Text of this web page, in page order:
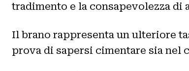
tradimento e la consapevolezza
Il brano rappresenta un ulteriore
prova di sapersi cimentare sia nel